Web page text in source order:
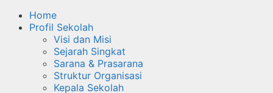
Home
Profil Sekolah
Visi dan Misi
Sejarah Singkat
Sarana & Prasarana
Struktur Organisasi
Kepala Sekolah